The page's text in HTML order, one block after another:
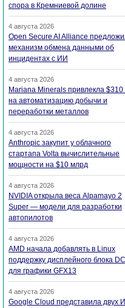
спора в Кремниевой долине
4 августа 2026
Open Secure AI Alliance
механизм обмена данными об
инцидентах с ИИ
4 августа 2026
Mariana Minerals привлекла $310
на автоматизацию добычи и
переработки металлов
4 августа 2026
Anthropic закупит у облачного
стартапа Volta вычислительные
мощности на $10 млрд
4 августа 2026
NVIDIA открыла веса Alpamayo 2
Super — модели для разработки
автопилотов
4 августа 2026
AMD начала добавлять в Linux
поддержку дисплейного блока
для графики GFX13
4 августа 2026
Google Cloud представила двух